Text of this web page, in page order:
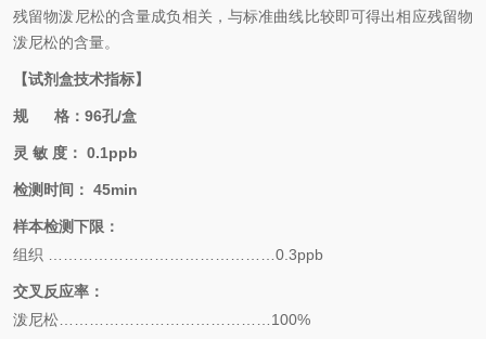
残留物泼尼松的含量成负相关，与标准曲线比较即可得出相应残留物
泼尼松的含量。
【试剂盒技术指标】
规 格： 96孔/盒
灵 敏 度： 0.1ppb
检测时间： 45min
样本检测下限：
组织
0.3ppb
交叉反应率：
泼尼松
100%